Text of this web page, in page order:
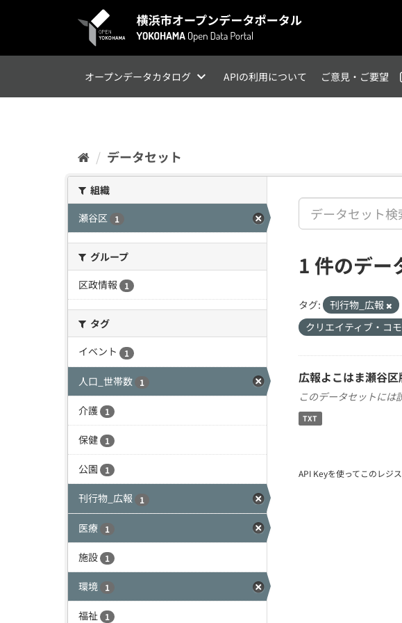
オープンデータカタログ APIの利用について ご意見・ご要望
データセット
組織
瀬谷区
1
グループ
区政情報
1
タグ
イベント
1
人口_世帯数 1
介護 1
保健 1
公園 1
刊行物_広報 1
医療 1
施設 1
環境 1
福祉 1
1 件のデー
タグ: 刊行物_広報
クリエイティブ・コ
広報よこはま瀬谷
このデータセットには
TXT
API Keyを使ってこのレジ